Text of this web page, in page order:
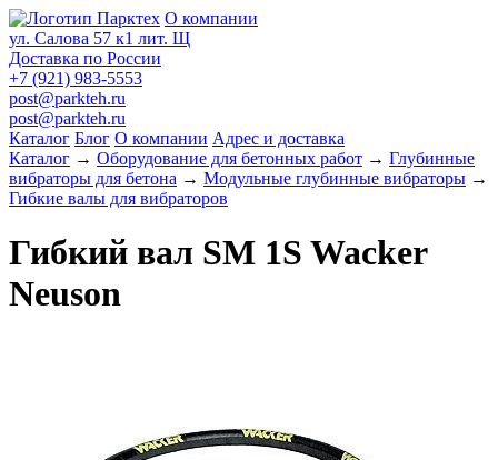
О компании
ул. Салова 57 к1 лит. Щ
Доставка по России
+7 (921) 983-5553
post@parkteh.ru
post@parkteh.ru
Каталог Блог О компании Адрес и доставка
Каталог → Оборудование для бетонных работ → Глубинные
вибраторы для бетона → Модульные глубинные вибраторы →
Гибкие валы для вибраторов
Гибкий вал SM 1S Wacker
Neuson